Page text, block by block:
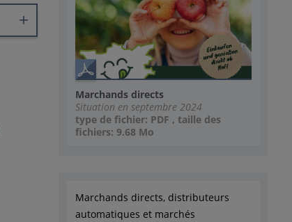
Marchands directs
Situation en septembre 2024
type de fichier: PDF , taille des
fichiers: 9.68 Mo
Marchands directs, distributeurs
automatiques et marchés